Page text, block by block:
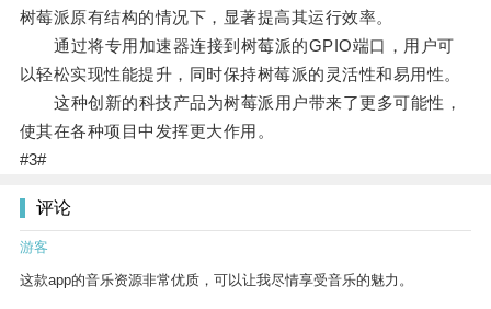
树莓派原有结构的情况下，显著提高其运行效率。
通过将专用加速器连接到树莓派的GPIO端口，用户可
以轻松实现性能提升，同时保持树莓派的灵活性和易用性。
这种创新的科技产品为树莓派用户带来了更多可能性，
使其在各种项目中发挥更大作用。
#3#
评论
游客
这款app的音乐资源非常优质，可以让我尽情享受音乐的魅力。